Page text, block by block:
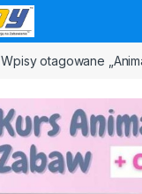
Wpisy otagowane